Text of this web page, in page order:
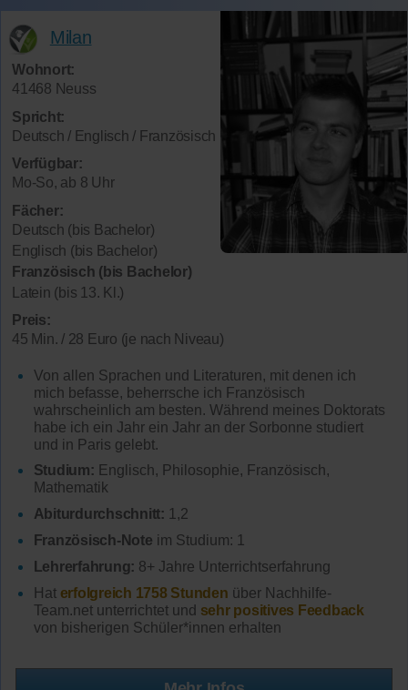
Milan
Wohnort:
41468 Neuss
Spricht:
Deutsch / Englisch / Französisch
Verfügbar:
Mo-So, ab 8 Uhr
Fächer:
Deutsch (bis Bachelor)
Englisch (bis Bachelor)
Französisch (bis Bachelor)
Latein (bis 13. Kl.)
Preis:
45 Min. / 28 Euro (je nach Niveau)
Von allen Sprachen und Literaturen, mit denen ich
mich befasse, beherrsche ich Französisch
wahrscheinlich am besten. Während meines Doktorats
habe ich ein Jahr ein Jahr an der Sorbonne studiert
und in Paris gelebt.
Studium: Englisch, Philosophie, Französisch,
Mathematik
Abiturdurchschnitt: 1,2
Französisch-Note im Studium: 1
Lehrerfahrung: 8+ Jahre Unterrichtserfahrung
Hat erfolgreich 1758 Stunden über Nachhilfe-
Team.net unterrichtet und sehr positives Feedback
von bisherigen Schüler*innen erhalten